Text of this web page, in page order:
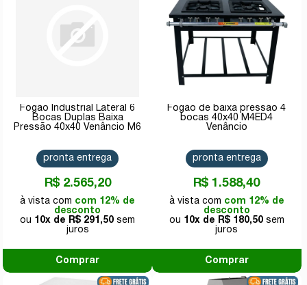
Fogão Industrial Lateral 6
Bocas Duplas Baixa
Pressão 40x40 Venâncio M6
R$ 2.565,20
com 12% de
desconto
10x de
R$ 291,50
pronta entrega
Comprar
Fogão de baixa pressão 4
bocas 40x40 M4ED4
Venâncio
R$ 1.588,40
com 12% de
desconto
10x de
R$ 180,50
pronta entrega
Comprar